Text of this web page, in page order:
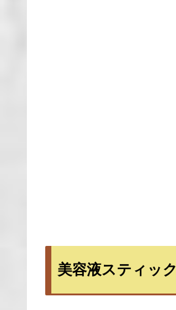
美容液スティック